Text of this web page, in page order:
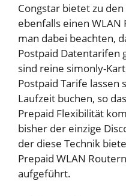
Congstar bietet zu
ebenfalls einen WLAN
man dabei beachten,
Postpaid Datentarifen
sind reine simonly-
Postpaid Tarife lassen
Laufzeit buchen, so
Prepaid Flexibilität
bisher der einzige
der diese Technik
Prepaid WLAN
aufgeführt.